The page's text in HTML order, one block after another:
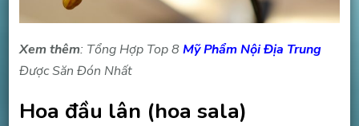
Xem thêm: Tổng Hợp Top 8Mỹ Phẩm Nội Địa Trung
Được Săn Đón Nhất
Hoa đầu lân (hoa sala)